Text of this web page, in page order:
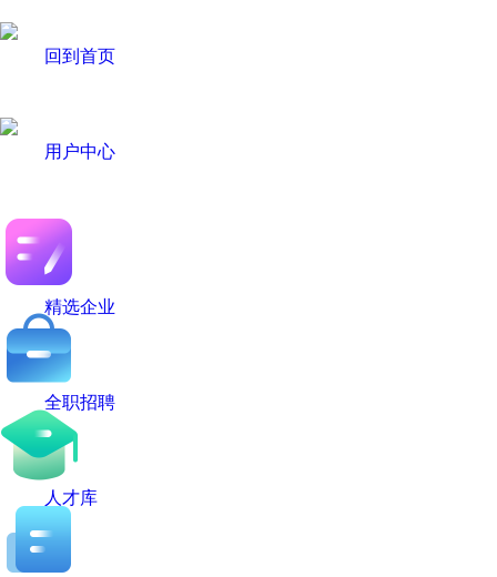
回到首页
用户中心
精选企业
全职招聘
人才库